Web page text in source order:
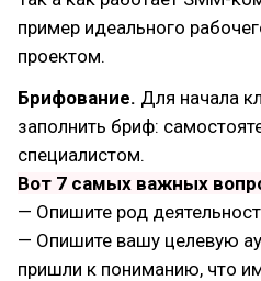
пример идеального
проектом.
Брифование. Для начала
заполнить бриф:
специалистом.
Вот 7 самых важных
— Опишите род
— Опишите вашу целевую
пришли к пониманию, что